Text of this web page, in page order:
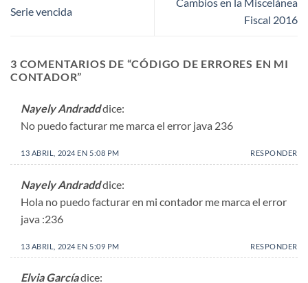
Serie vencida
Fiscal 2016
3 COMENTARIOS DE “CÓDIGO DE ERRORES EN MI
CONTADOR”
Nayely Andradddice:
No puedo facturar me marca el error java 236
13 ABRIL, 2024 EN 5:08 PM RESPONDER
Nayely Andradddice:
Hola no puedo facturar en mi contador me marca el error
java :236
13 ABRIL, 2024 EN 5:09 PM RESPONDER
Elvia Garcíadice: